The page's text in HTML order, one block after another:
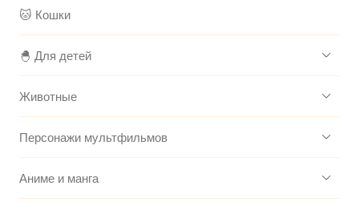
🐱 Кошки
🐣 Для детей
Животные
Персонажи мультфильмов
Аниме и манга